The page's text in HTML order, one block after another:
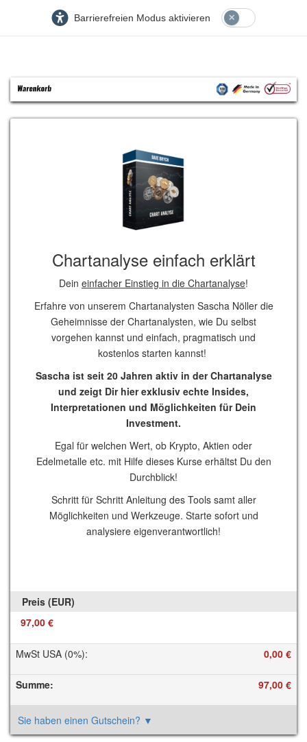
Barrierefreien Modus aktivieren
Chartanalyse einfach erklärt
Dein einfacher Einstieg in die Chartanalyse!
Erfahre von unserem Chartanalysten Sascha Nöller die
Geheimnisse der Chartanalysten, wie Du selbst
vorgehen kannst und einfach, pragmatisch und
kostenlos starten kannst!
Sascha ist seit 20 Jahren aktiv in der Chartanalyse
und zeigt Dir hier exklusiv echte Insides,
Interpretationen und Möglichkeiten für Dein
Investment.
Egal für welchen Wert, ob Krypto, Aktien oder
Edelmetalle etc. mit Hilfe dieses Kurse erhältst Du den
Durchblick!
Schritt für Schritt Anleitung des Tools samt aller
Möglichkeiten und Werkzeuge. Starte sofort und
analysiere eigenverantwortlich!
97,00 €
MwSt USA (0%): 0,00 €
Summe: 97,00 €
Sie haben einen Gutschein? ▼